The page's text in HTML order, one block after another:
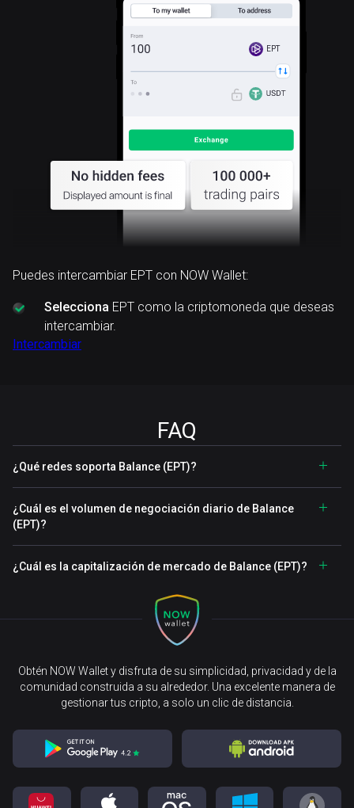
EPT
Puedes intercambiar EPT con NOW Wallet:
Selecciona EPT como la criptomoneda que deseas
intercambiar.
Intercambiar
FAQ
¿Qué redes soporta Balance (EPT)?
¿Cuál es el volumen de negociación diario de Balance
(EPT)?
¿Cuál es la capitalización de mercado de Balance (EPT)?
Obtén NOW Wallet y disfruta de su simplicidad, privacidad y de la
comunidad construida a su alrededor. Una excelente manera de
gestionar tus cripto, a solo un clic de distancia.